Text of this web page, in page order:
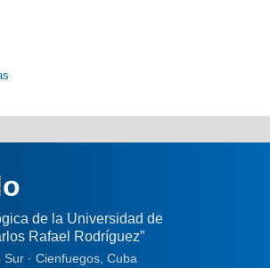
de la Universidad de
Rafael Rodríguez”
· Cienfuegos, Cuba